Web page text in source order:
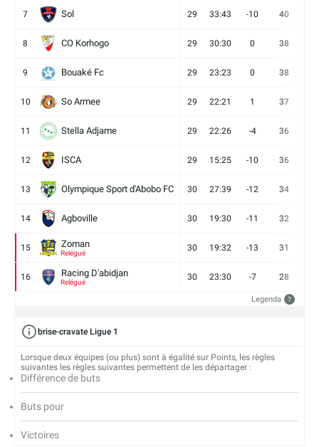
7 Sol 29 33:43 -10 40
8 CO Korhogo 29 30:30 0 38
9 Bouaké Fc 29 23:23 0 38
10 So Armee 29 22:21 1 37
11 Stella Adjame 29 22:26 -4 36
12 ISCA 29 15:25 -10 36
13 Olympique Sport d'Abobo FC 30 27:39 -12 34
14 Agboville 30 19:30 -11 32
15 Zoman
Relégué
30 19:32 -13 31
16 Racing D'abidjan
Relégué
30 23:30 -7 28
Legenda ?
brise-cravate Ligue 1
Lorsque deux équipes (ou plus) sont à égalité sur Points, les règles
suivantes les règles suivantes permettent de les départager :
Différence de buts
Buts pour
Victoires